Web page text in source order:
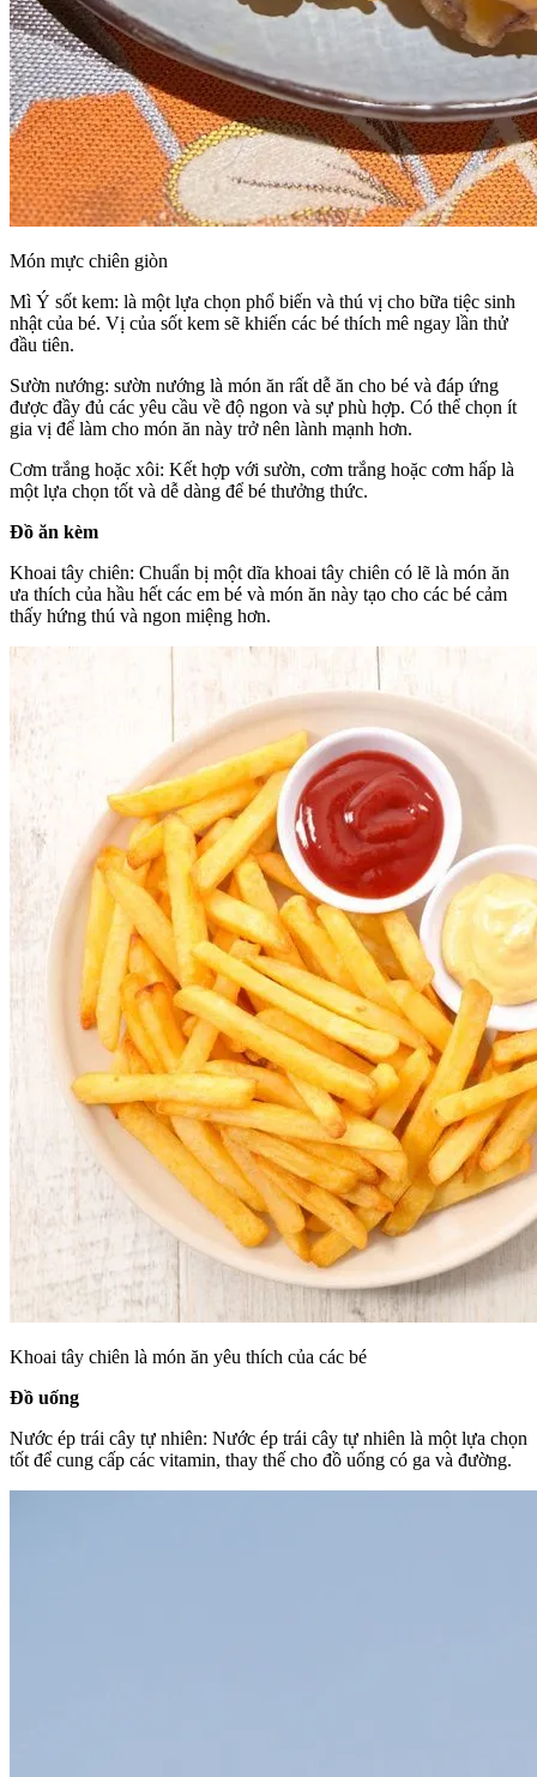
Món mực chiên giòn
Mì Ý sốt kem: là một lựa chọn phổ biến và thú vị cho bữa tiệc sinh
nhật của bé. Vị của sốt kem sẽ khiến các bé thích mê ngay lần thử
đầu tiên.
Sườn nướng: sườn nướng là món ăn rất dễ ăn cho bé và đáp ứng
được đầy đủ các yêu cầu về độ ngon và sự phù hợp. Có thể chọn ít
gia vị để làm cho món ăn này trở nên lành mạnh hơn.
Cơm trắng hoặc xôi: Kết hợp với sườn, cơm trắng hoặc cơm hấp là
một lựa chọn tốt và dễ dàng để bé thưởng thức.
Đồ ăn kèm
Khoai tây chiên: Chuẩn bị một dĩa khoai tây chiên có lẽ là món ăn
ưa thích của hầu hết các em bé và món ăn này tạo cho các bé cảm
thấy hứng thú và ngon miệng hơn.
Khoai tây chiên là món ăn yêu thích của các bé
Đồ uống
Nước ép trái cây tự nhiên: Nước ép trái cây tự nhiên là một lựa chọn
tốt để cung cấp các vitamin, thay thế cho đồ uống có ga và đường.